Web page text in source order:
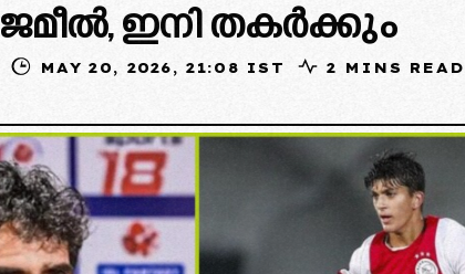
ജമീൽ, ഇനി തകർക്കും
MAY 20, 2026, 21:08 IST 2 MINS READ
Indian Football